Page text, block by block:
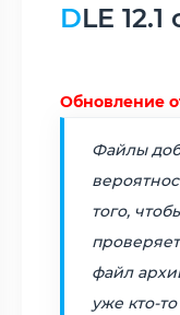
DLE
Обновление
Файлы
того,
файл
уже кто-